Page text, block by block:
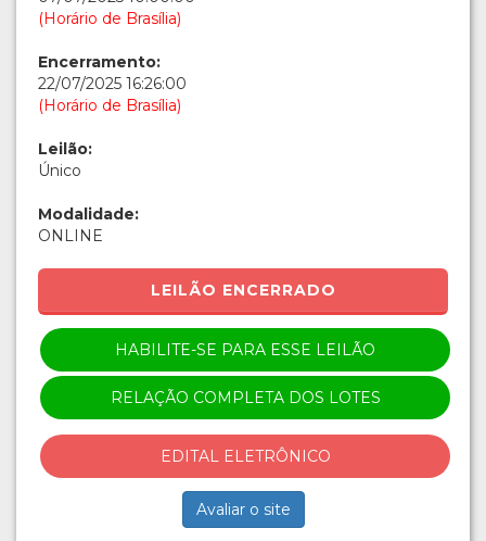
(Horário de Brasília)
Encerramento:
22/07/2025 16:26:00
(Horário de Brasília)
Leilão:
Único
Modalidade:
ONLINE
LEILÃO ENCERRADO
HABILITE-SE PARA ESSE LEILÃO
RELAÇÃO COMPLETA DOS LOTES
EDITAL ELETRÔNICO
Avaliar o site